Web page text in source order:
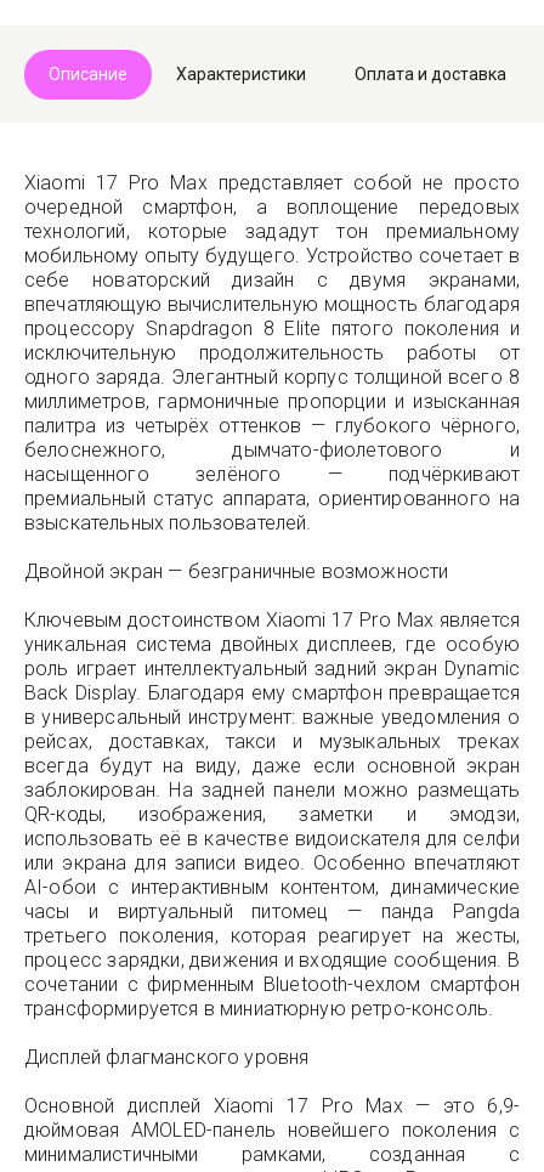
Описание Характеристики Оплата и доставка
Xiaomi 17 Pro Max представляет собой не просто
очередной смартфон, а воплощение передовых
технологий, которые зададут тон премиальному
мобильному опыту будущего. Устройство сочетает в
себе новаторский дизайн с двумя экранами,
впечатляющую вычислительную мощность благодаря
процессору Snapdragon 8 Elite пятого поколения и
исключительную продолжительность работы от
одного заряда. Элегантный корпус толщиной всего 8
миллиметров, гармоничные пропорции и изысканная
палитра из четырёх оттенков — глубокого чёрного,
белоснежного, дымчато-фиолетового и
насыщенного зелёного — подчёркивают
премиальный статус аппарата, ориентированного на
взыскательных пользователей.
Двойной экран — безграничные возможности
Ключевым достоинством Xiaomi 17 Pro Max является
уникальная система двойных дисплеев, где особую
роль играет интеллектуальный задний экран Dynamic
Back Display. Благодаря ему смартфон превращается
в универсальный инструмент: важные уведомления о
рейсах, доставках, такси и музыкальных треках
всегда будут на виду, даже если основной экран
заблокирован. На задней панели можно размещать
QR-коды, изображения, заметки и эмодзи,
использовать её в качестве видоискателя для селфи
или экрана для записи видео. Особенно впечатляют
AI-обои с интерактивным контентом, динамические
часы и виртуальный питомец — панда Pangda
третьего поколения, которая реагирует на жесты,
процесс зарядки, движения и входящие сообщения. В
сочетании с фирменным Bluetooth-чехлом смартфон
трансформируется в миниатюрную ретро-консоль.
Дисплей флагманского уровня
Основной дисплей Xiaomi 17 Pro Max — это 6,9-
дюймовая AMOLED-панель новейшего поколения с
минималистичными рамками, созданная с